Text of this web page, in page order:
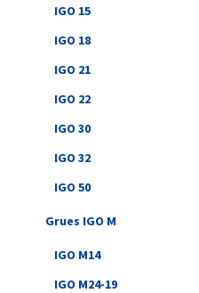
IGO 15
IGO 18
IGO 21
IGO 22
IGO 30
IGO 32
IGO 50
Grues IGO M
IGO M14
IGO M24-19